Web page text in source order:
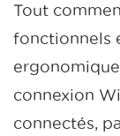
Tout
fonctionnels
connexion
connectés,